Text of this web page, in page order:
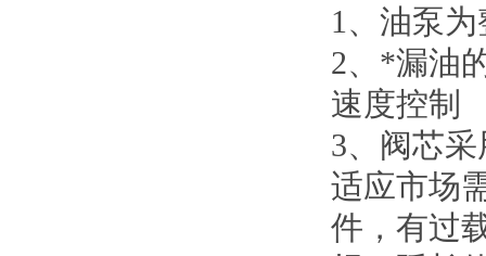
1、 油泵
2、 *漏油
速度控制
3、 阀芯
适应市场
件，有过